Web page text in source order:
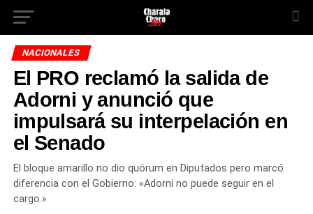
NACIONALES
El PRO reclamó la salida de
Adorni y anunció que
impulsará su interpelación en
el Senado
El bloque amarillo no dio quórum en Diputados pero marcó
diferencia con el Gobierno: «Adorni no puede seguir en el
cargo.»